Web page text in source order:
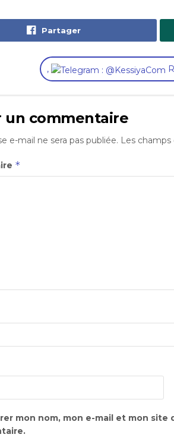
Partager
,
un commentaire
e-mail ne sera pas publiée. Les
*
mon nom, mon e-mail et mon site